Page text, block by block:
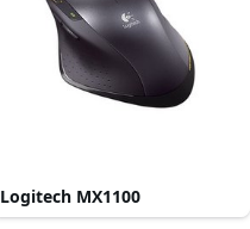
Logitech MX1100